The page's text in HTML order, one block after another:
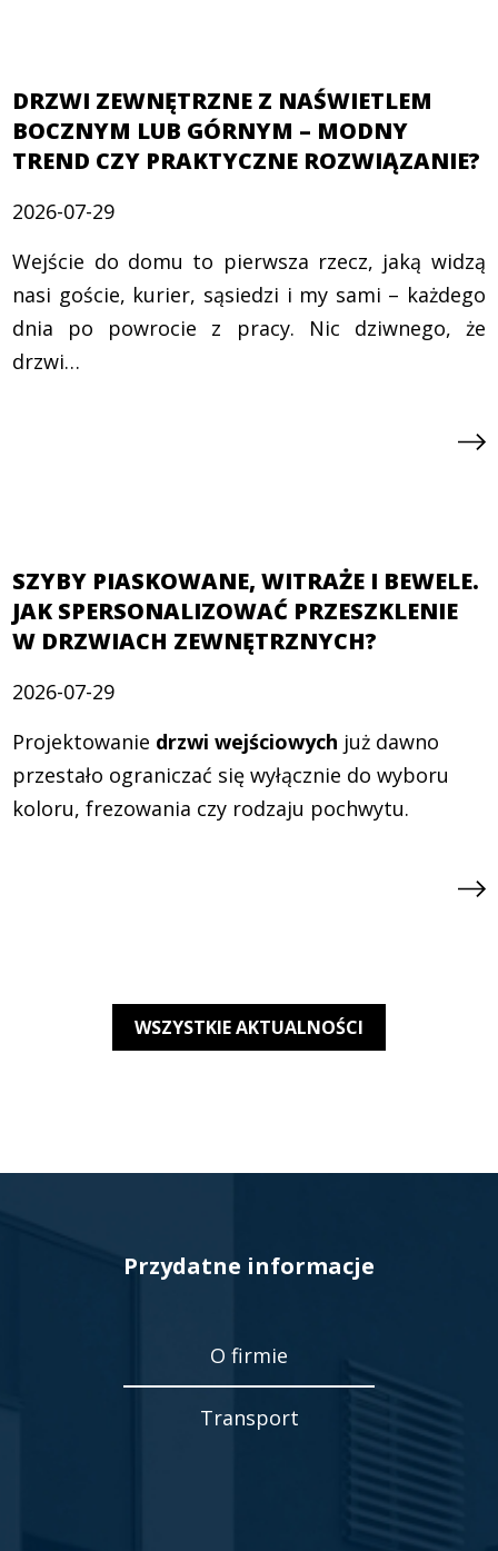
DRZWI ZEWNĘTRZNE Z NAŚWIETLEM
BOCZNYM LUB GÓRNYM – MODNY
TREND CZY PRAKTYCZNE ROZWIĄZANIE?
2026-07-29
Wejście do domu to pierwsza rzecz, jaką widzą
nasi goście, kurier, sąsiedzi i my sami – każdego
dnia po powrocie z pracy. Nic dziwnego, że
drzwi…
SZYBY PIASKOWANE, WITRAŻE I BEWELE.
JAK SPERSONALIZOWAĆ PRZESZKLENIE
W DRZWIACH ZEWNĘTRZNYCH?
2026-07-29
Projektowanie drzwi wejściowych już dawno
przestało ograniczać się wyłącznie do wyboru
koloru, frezowania czy rodzaju pochwytu.
WSZYSTKIE AKTUALNOŚCI
Przydatne informacje
O firmie
Transport